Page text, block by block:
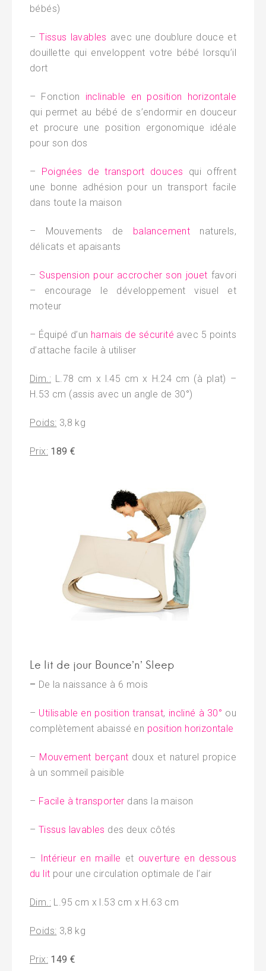
bébés)
–Tissus lavables avec une doublure douce et
douillette qui enveloppent votre bébé lorsqu’il
dort
– Fonction inclinable en position horizontale
qui permet au bébé de s’endormir en douceur
et procure une position ergonomique idéale
pour son dos
– Poignées de transport douces qui offrent
une bonne adhésion pour un transport facile
dans toute la maison
– Mouvements de balancement naturels,
délicats et apaisants
– Suspension pour accrocher son jouet favori
– encourage le développement visuel et
moteur
– Équipé d’un harnais de sécurité avec 5 points
d’attache facile à utiliser
Dim.: L.78 cm x l.45 cm x H.24 cm (à plat) –
H.53 cm (assis avec un angle de 30°)
Poids: 3,8 kg
Prix: 189 €
Le lit de jour Bounce’n’ Sleep
– De la naissance à 6 mois
– Utilisable en position transat, incliné à 30° ou
complètement abaissé en position horizontale
– Mouvement berçant doux et naturel propice
à un sommeil paisible
– Facile à transporter dans la maison
– Tissus lavables des deux côtés
– Intérieur en maille et ouverture en dessous
du lit pour une circulation optimale de l’air
Dim.: L.95 cm x l.53 cm x H.63 cm
Poids: 3,8 kg
Prix: 149 €